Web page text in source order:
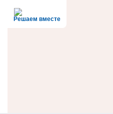
Решаем вместе